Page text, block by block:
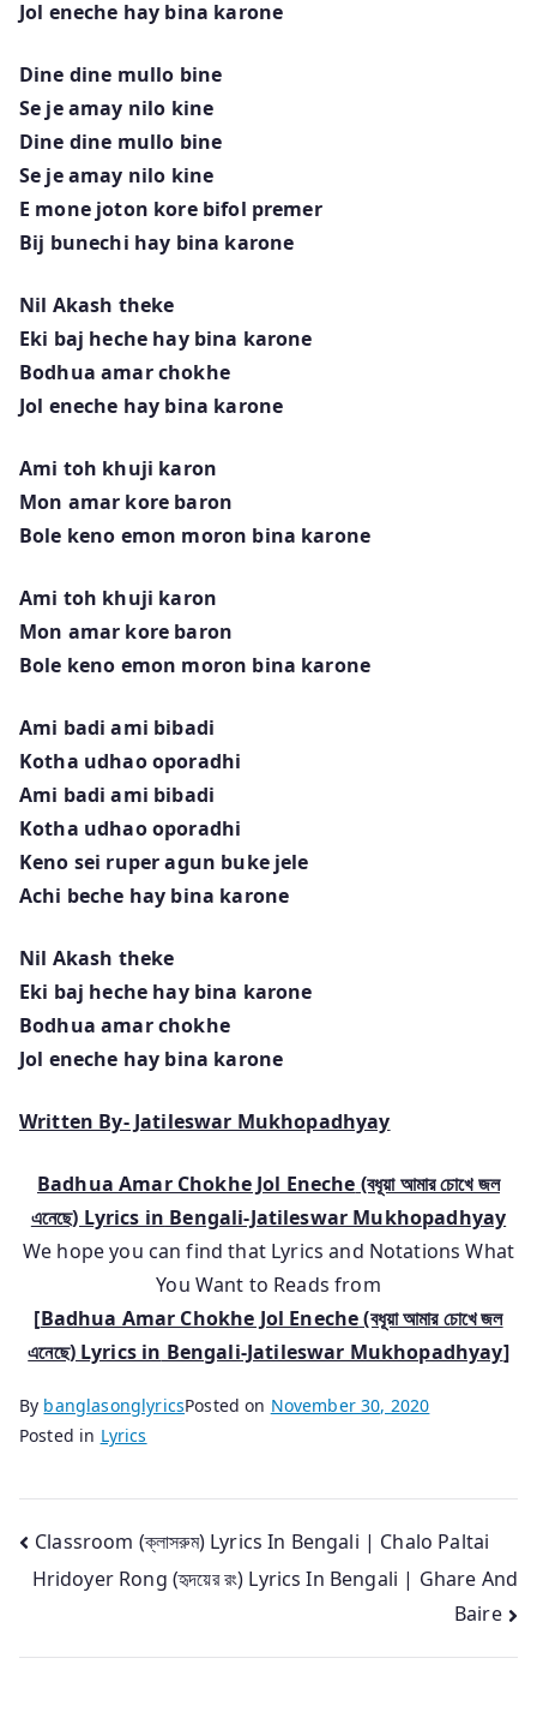
Jol eneche hay bina karone
Dine dine mullo bine
Se je amay nilo kine
Dine dine mullo bine
Se je amay nilo kine
E mone joton kore bifol premer
Bij bunechi hay bina karone
Nil Akash theke
Eki baj heche hay bina karone
Bodhua amar chokhe
Jol eneche hay bina karone
Ami toh khuji karon
Mon amar kore baron
Bole keno emon moron bina karone
Ami toh khuji karon
Mon amar kore baron
Bole keno emon moron bina karone
Ami badi ami bibadi
Kotha udhao oporadhi
Ami badi ami bibadi
Kotha udhao oporadhi
Keno sei ruper agun buke jele
Achi beche hay bina karone
Nil Akash theke
Eki baj heche hay bina karone
Bodhua amar chokhe
Jol eneche hay bina karone
Written By- Jatileswar Mukhopadhyay
Badhua Amar Chokhe Jol Eneche (বধূয়া আমার চোখে জল
এনেছে) Lyrics in Bengali-Jatileswar Mukhopadhyay
We hope you can find that Lyrics and Notations What
You Want to Reads from
[Badhua Amar Chokhe Jol Eneche(বধূয়া আমার চোখে জল
এনেছে) Lyrics in Bengali-Jatileswar Mukhopadhyay]
By banglasonglyricsPosted on November 30, 2020
Posted in Lyrics
Post
navigation
Classroom (ক্লাসরুম) Lyrics In Bengali | Chalo Paltai
Hridoyer Rong (হৃদয়ের রং) Lyrics In Bengali | Ghare And
Baire